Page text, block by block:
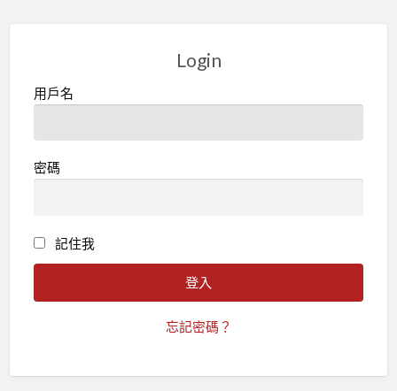
Login
用戶名
密碼
記住我
忘記密碼？